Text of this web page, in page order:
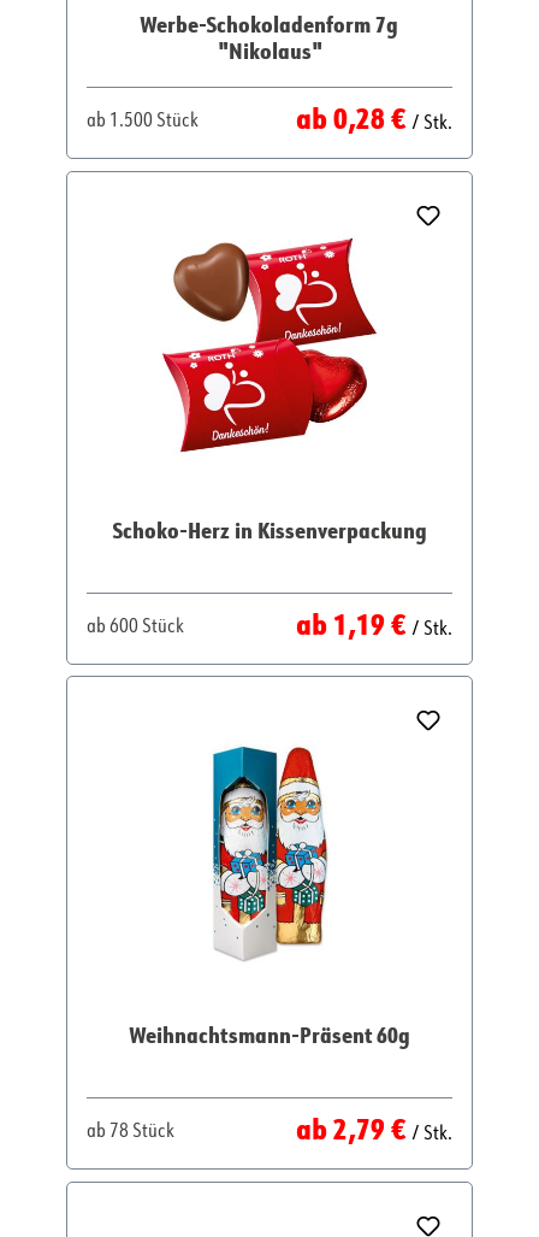
Werbe-Schokoladenform 7g
"Nikolaus"
ab 1.500 Stück Regulärer Preis:
ab0,28 € / Stk.
Schoko-Herz in Kissenverpackung
ab600 Stück Regulärer Preis:
ab1,19 € / Stk.
Weihnachtsmann-Präsent 60g
ab 78 Stück Regulärer Preis:
ab2,79 € / Stk.